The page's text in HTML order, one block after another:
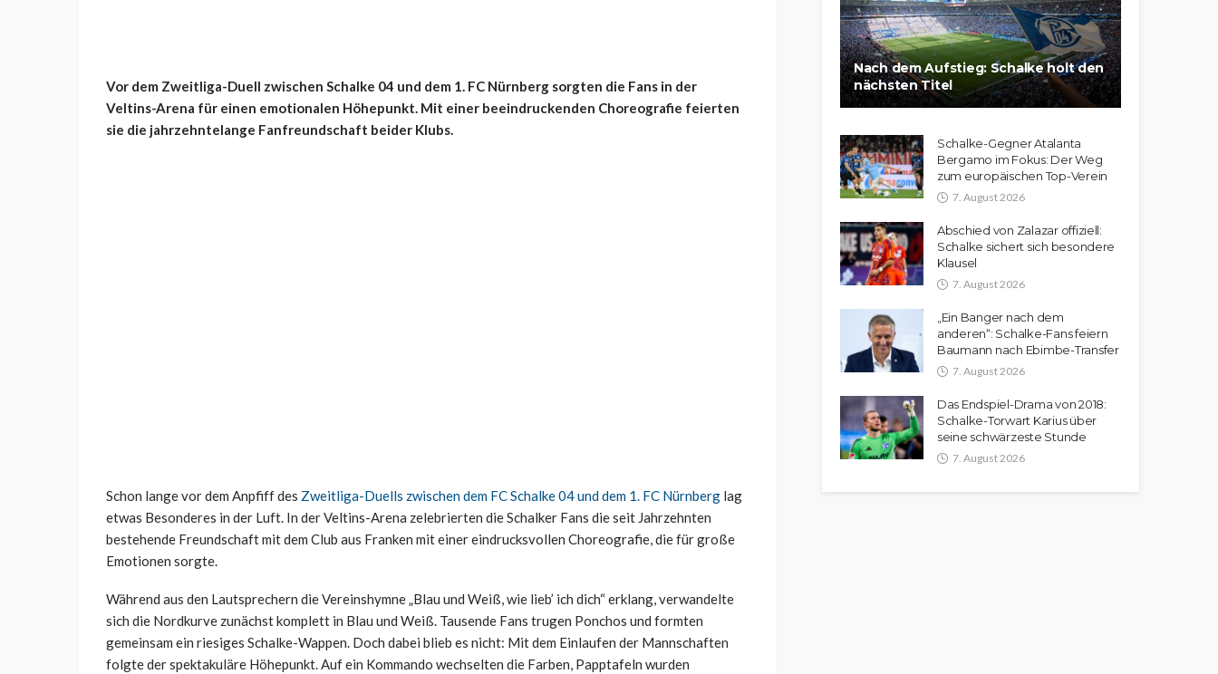
Vor dem Zweitliga-Duell zwischen Schalke 04 und dem 1. FC Nürnberg sorgten die Fans in der
Veltins-Arena für einen emotionalen Höhepunkt. Mit einer beeindruckenden Choreografie feierten
sie die jahrzehntelange Fanfreundschaft beider Klubs.
Schon lange vor dem Anpfiff des Zweitliga-Duells zwischen dem FC Schalke 04 und dem 1. FC Nürnberg lag
etwas Besonderes in der Luft. In der Veltins-Arena zelebrierten die Schalker Fans die seit Jahrzehnten
bestehende Freundschaft mit dem Club aus Franken mit einer eindrucksvollen Choreografie, die für große
Emotionen sorgte.
Während aus den Lautsprechern die Vereinshymne „Blau und Weiß, wie lieb’ ich dich“ erklang, verwandelte
sich die Nordkurve zunächst komplett in Blau und Weiß. Tausende Fans trugen Ponchos und formten
gemeinsam ein riesiges Schalke-Wappen. Doch dabei blieb es nicht: Mit dem Einlaufen der Mannschaften
folgte der spektakuläre Höhepunkt. Auf ein Kommando wechselten die Farben, Papptafeln wurden
Nach dem Aufstieg: Schalke holt den
nächsten Titel
Schalke-Gegner Atalanta
Bergamo im Fokus: Der Weg
zum europäischen Top-Verein
7. August 2026
Abschied von Zalazar offiziell:
Schalke sichert sich besondere
Klausel
7. August 2026
„Ein Banger nach dem
anderen“: Schalke-Fans feiern
Baumann nach Ebimbe-Transfer
7. August 2026
Das Endspiel-Drama von 2018:
Schalke-Torwart Karius über
seine schwärzeste Stunde
7. August 2026